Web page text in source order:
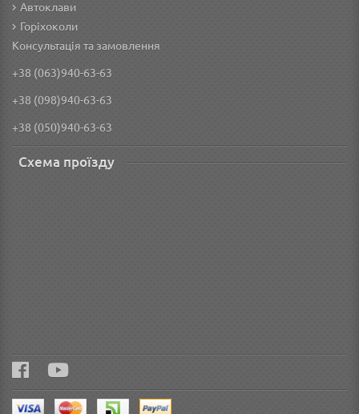
Автоклави
Горіхоколи
Консультація та замовлення
+38 (063)940-63-63
+38 (098)940-63-63
+38 (050)940-63-63
Схема проїзду